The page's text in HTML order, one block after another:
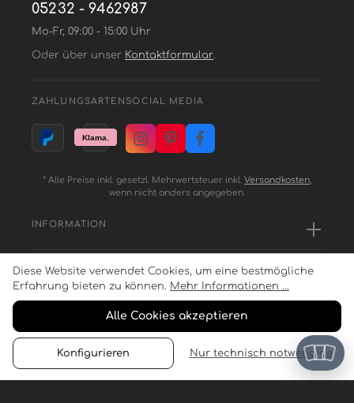
05232 - 9462987
Mo-Fr, 09:00 - 15:00 Uhr
Oder über unser Kontaktformular.
ZAHLUNGSARTEN SOCIAL MEDIA
* Alle Preise inkl. gesetzl. Mehrwertsteuer inkl. Versandkosten,
wenn nicht anders angegeben.
INFORMATION
SERVICE
Diese Website verwendet Cookies, um eine bestmögliche
Erfahrung bieten zu können. Mehr Informationen ...
Alle Cookies akzeptieren
Konfigurieren Nur technisch notwendige